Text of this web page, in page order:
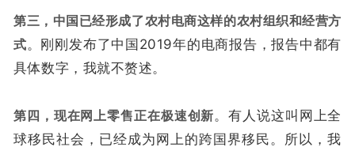
第三，中国已经形成了农村电商这样的农村组织和经营方
式。刚刚发布了中国2019年的电商报告，报告中都有
具体数字，我就不赘述。
第四，现在网上零售正在极速创新。有人说这叫网上全
球移民社会，已经成为网上的跨国界移民。所以，我